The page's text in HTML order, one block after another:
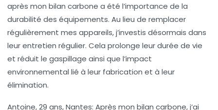
après mon bilan carbone a été l’importance de la
durabilité des équipements. Au lieu de remplacer
régulièrement mes appareils, j’investis désormais dans
leur entretien régulier. Cela prolonge leur durée de vie
et réduit le gaspillage ainsi que l’impact
environnemental lié à leur fabrication et à leur
élimination.
Antoine, 29 ans, Nantes: Après mon bilan carbone, j’ai